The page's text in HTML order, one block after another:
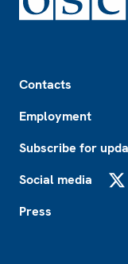
Contacts
Employment
Subscribe for
Social media
Press